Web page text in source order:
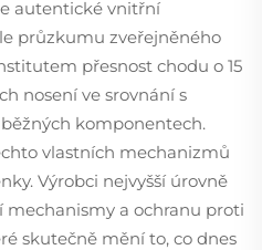
autentické vnitřní
průzkumu zveřejněného
přesnost chodu o 15
nosení ve srovnání s
komponentech.
vlastních mechanizmů
Výrobci nejvyšší úrovně
mechanismy a ochranu proti
skutečně mění to, co dnes